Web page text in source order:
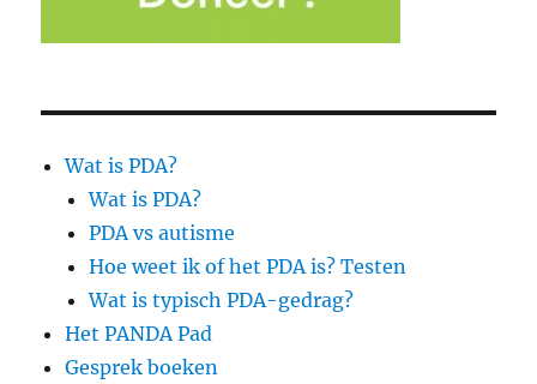
Wat is PDA?
Wat is PDA?
PDA vs autisme
Hoe weet ik of het PDA is? Testen
Wat is typisch PDA-gedrag?
Het PANDA Pad
Gesprek boeken